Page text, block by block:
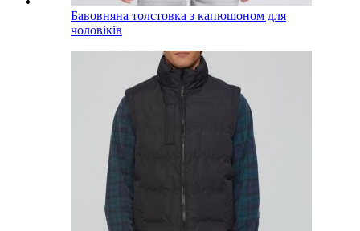
Бавовняна толстовка з капюшоном для
чоловіків